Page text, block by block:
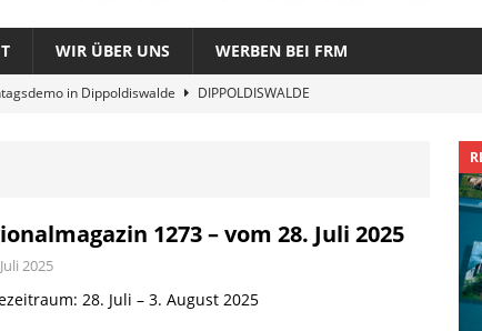
WIR ÜBER UNS WERBEN BEI FRM
in Dippoldiswalde
DIPPOLDISWALDE
Sommergespräch: Semmelmilda DIPPOLDISWALDE
1273 – vom 28. Juli 2025
2025
28. Juli – 3. August 2025